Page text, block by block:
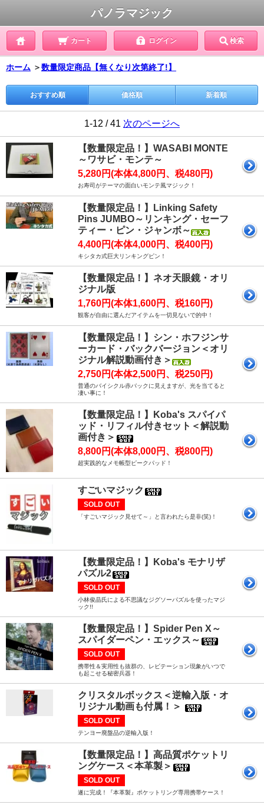
パノラマジック
カート ログイン 検索
ホーム ＞数量限定商品【無くなり次第終了!】
おすすめ順 価格順 新着順
1-12 / 41 次のページへ
【数量限定品！】WASABI MONTE
～ワサビ・モンテ～
5,280円(本体4,800円、税480円)
お寿司がテーマの面白いモンテ風マジック！
【数量限定品！】Linking Safety
Pins JUMBO～リンキング・セーフ
ティー・ピン・ジャンボ～
4,400円(本体4,000円、税400円)
キシタカ式巨大リンキングピン！
【数量限定品！】ネオ天眼鏡・オリ
ジナル版
1,760円(本体1,600円、税160円)
観客が自由に選んだアイテムを一切見ないで的中！
【数量限定品！】シン・ホフジンサ
ーカード・バックバージョン＜オリ
ジナル解説動画付き＞
2,750円(本体2,500円、税250円)
普通のバイシクル赤バックに見えますが、光を当てると
凄い事に！
【数量限定品！】Koba's スパイパ
ッド・リフィル付きセット＜解説動
画付き＞
8,800円(本体8,000円、税800円)
超実践的なメモ帳型ピークパッド！
すごいマジック
SOLD OUT
「すごいマジック見せて～」と言われたら是非(笑)！
【数量限定品！】Koba's モナリザ
パズル2
SOLD OUT
小林俊晶氏による不思議なジグソーパズルを使ったマジ
ック!!
【数量限定品！】Spider Pen X～
スパイダーペン・エックス～
SOLD OUT
携帯性＆実用性も抜群の、レビテーション現象がいつで
も起こせる秘密兵器！
クリスタルボックス＜逆輸入版・オ
リジナル動画も付属！＞
SOLD OUT
テンヨー廃盤品の逆輸入版！
【数量限定品！】高品質ポケットリ
ングケース＜本革製＞
SOLD OUT
遂に完成！『本革製』ポケットリング専用携帯ケース！